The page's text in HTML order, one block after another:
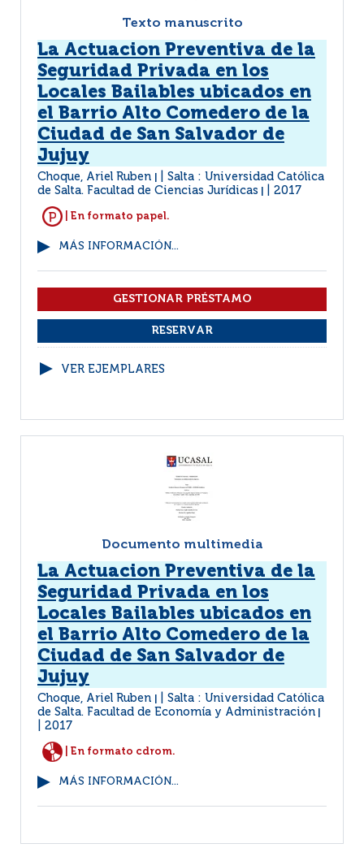
Texto manuscrito
La Actuacion Preventiva de la
Seguridad Privada en los
Locales Bailables ubicados en
el Barrio Alto Comedero de la
Ciudad de San Salvador de
Jujuy
Choque, Ariel Ruben
Salta : Universidad Católica
de Salta. Facultad de Ciencias Jurídicas
2017
| En formato papel.
MÁS INFORMACIÓN...
VER EJEMPLARES
Documento multimedia
La Actuacion Preventiva de la
Seguridad Privada en los
Locales Bailables ubicados en
el Barrio Alto Comedero de la
Ciudad de San Salvador de
Jujuy
Choque, Ariel Ruben
Salta : Universidad Católica
de Salta. Facultad de Economía y Administración
2017
| En formato cdrom.
MÁS INFORMACIÓN...